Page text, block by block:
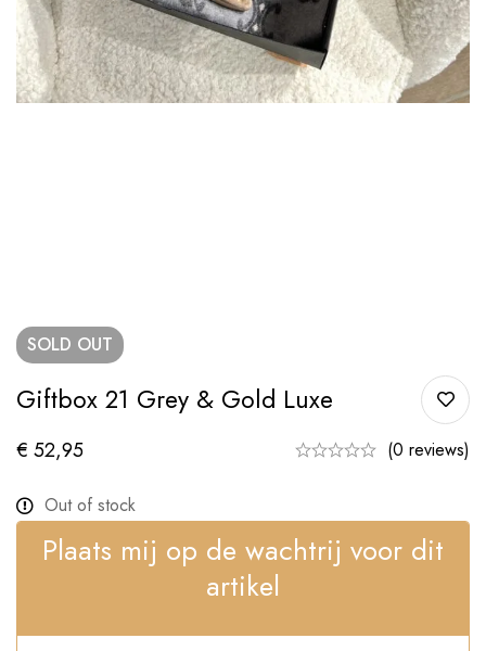
SOLD OUT
Giftbox 21 Grey & Gold Luxe
€ 52,95 (0 reviews)
Out of stock
Plaats mij op de wachtrij voor dit
artikel